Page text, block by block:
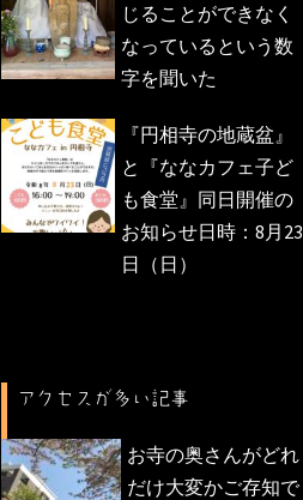
じることができなく
なっているという数
字を聞いた
『円相寺の地蔵盆』
と『ななカフェ子ど
も食堂』同日開催の
お知らせ日時：8月23
日（日）
アクセスが多い記事
お寺の奥さんがどれ
だけ大変かご存知で